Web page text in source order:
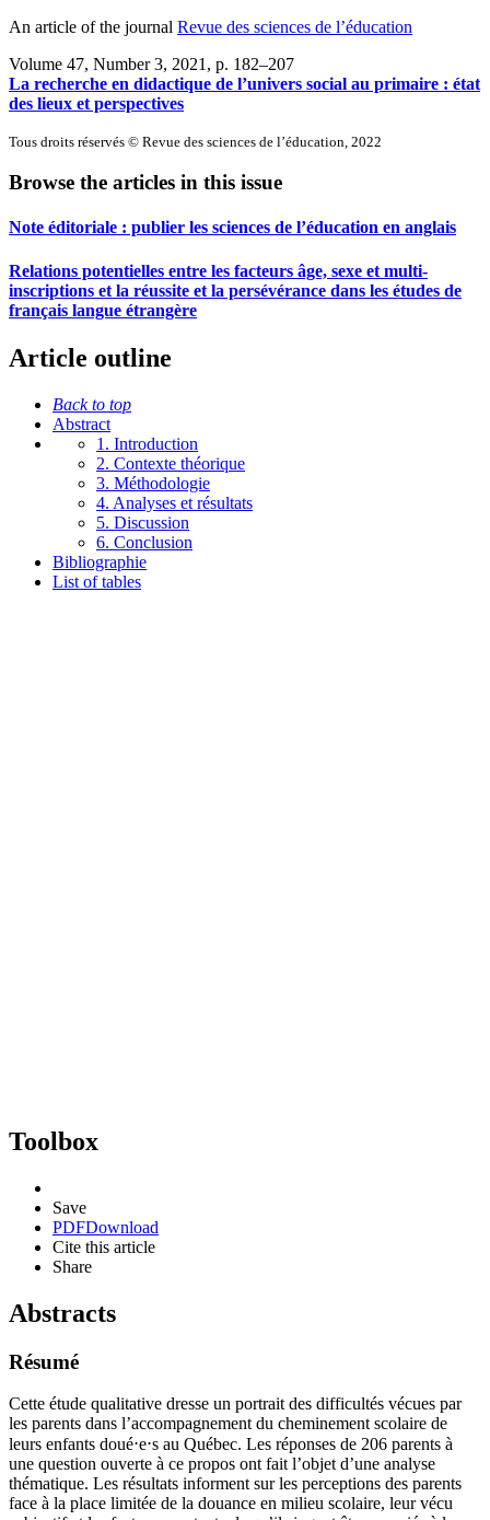
An article of the journal Revue des sciences de l’éducation
Volume 47, Number 3, 2021 , p. 182–207
La recherche en didactique de l’univers social au primaire : état
des lieux et perspectives
Tous droits réservés © Revue des sciences de l’éducation, 2022
Browse the articles in this issue
Note éditoriale : publier les sciences de l’éducation en anglais
Relations potentielles entre les facteurs âge, sexe et multi-
inscriptions et la réussite et la persévérance dans les études de
français langue étrangère
Article outline
Back to top
Abstract
1. Introduction
2. Contexte théorique
3. Méthodologie
4. Analyses et résultats
5. Discussion
6. Conclusion
Bibliographie
List of tables
Toolbox
Save
PDFDownload
Cite this article
Share
Abstracts
Résumé
Cette étude qualitative dresse un portrait des difficultés vécues par
les parents dans l’accompagnement du cheminement scolaire de
leurs enfants doué⋅e⋅s au Québec. Les réponses de 206 parents à
une question ouverte à ce propos ont fait l’objet d’une analyse
thématique. Les résultats informent sur les perceptions des parents
face à la place limitée de la douance en milieu scolaire, leur vécu